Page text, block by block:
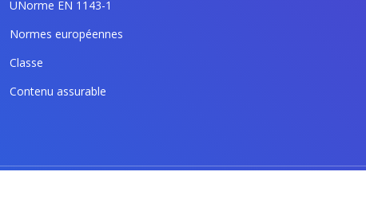
UNorme EN 1143-1
Normes européennes
Classe
Contenu assurable